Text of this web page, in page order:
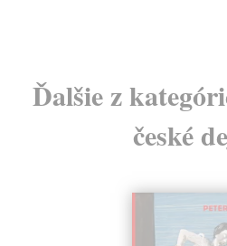
Ďalšie z
české